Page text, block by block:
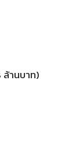
ล้านบาท)